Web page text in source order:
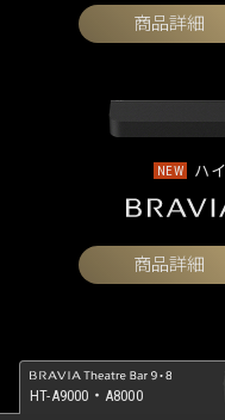
商品詳細
NEW ハ
商品詳細
HT-A9000・A8000